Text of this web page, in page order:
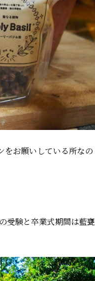
をお願いしている所なの
受験と卒業式期間は藍甕